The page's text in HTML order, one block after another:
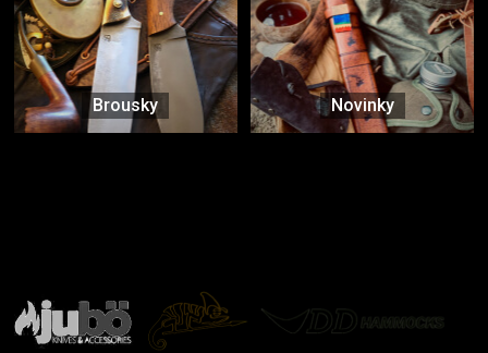
Brousky Novinky